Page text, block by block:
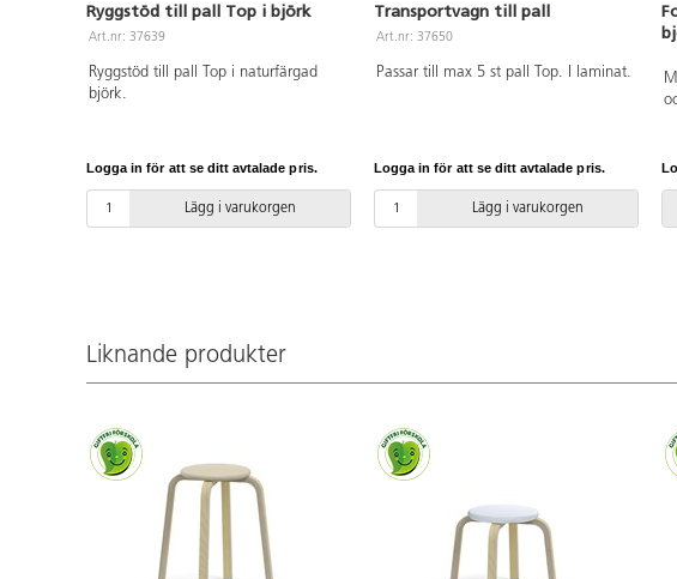
Ryggstöd till pall Top i björk
Art.nr: 37639
Ryggstöd till pall Top i naturfärgad
björk.
Logga in för att se ditt avtalade pris.
Lägg i varukorgen
Transportvagn till pall
Art.nr: 37650
Passar till max 5 st pall Top. I laminat.
Logga in för att se ditt avtalade pris.
Lägg i varukorgen
Liknande produkter